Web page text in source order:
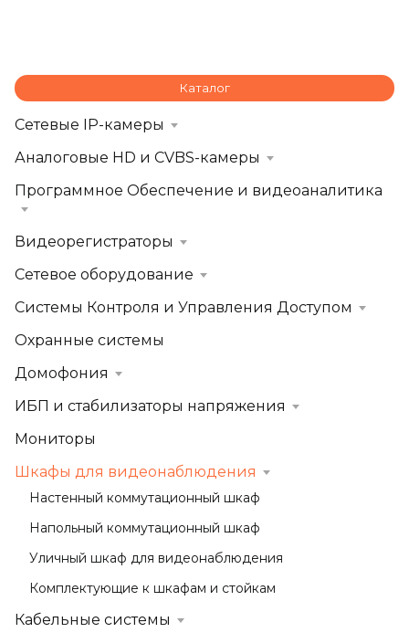
Каталог
Сетевые IP-камеры
Аналоговые HD и CVBS-камеры
Программное Обеспечение и видеоаналитика
Видеорегистраторы
Сетевое оборудование
Системы Контроля и Управления Доступом
Охранные системы
Домофония
ИБП и стабилизаторы напряжения
Мониторы
Шкафы для видеонаблюдения
Настенный коммутационный шкаф
Напольный коммутационный шкаф
Уличный шкаф для видеонаблюдения
Комплектующие к шкафам и стойкам
Кабельные системы